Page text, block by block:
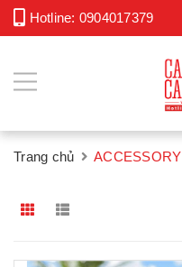
Hotline: 0904017379
Trang chủ ACCESSORY